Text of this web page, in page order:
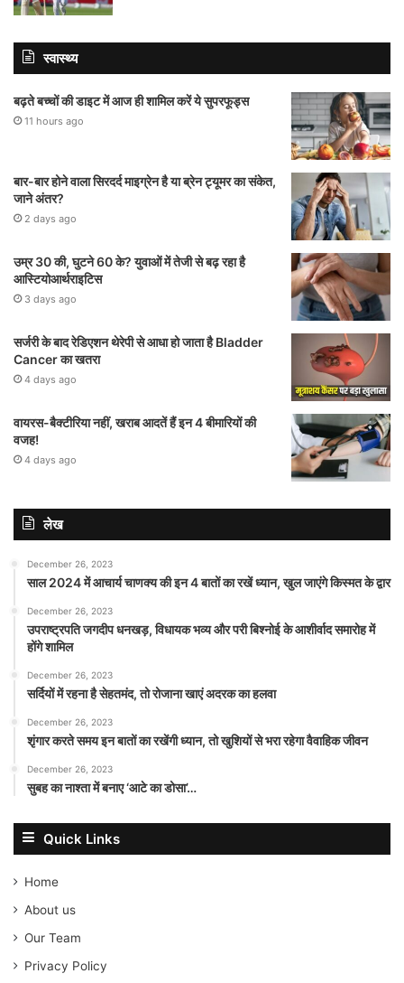
स्वास्थ्य
बढ़ते बच्चों की डाइट में आज ही शामिल करें ये सुपरफूड्स
11 hours ago
बार-बार होने वाला सिरदर्द माइग्रेन है या ब्रेन ट्यूमर का संकेत,
जाने अंतर?
2 days ago
उम्र 30 की, घुटने 60 के? युवाओं में तेजी से बढ़ रहा है
आस्टियोआर्थराइटिस
3 days ago
सर्जरी के बाद रेडिएशन थेरेपी से आधा हो जाता है Bladder
Cancer का खतरा
4 days ago
वायरस-बैक्टीरिया नहीं, खराब आदतें हैं इन 4 बीमारियों की
वजह!
4 days ago
लेख
December 26, 2023
साल 2024 में आचार्य चाणक्य की इन 4 बातों का रखें ध्यान, खुल जाएंगे किस्मत के द्वार
December 26, 2023
उपराष्ट्रपति जगदीप धनखड़, विधायक भव्य और परी बिश्नोई के आशीर्वाद समारोह में
होंगे शामिल
December 26, 2023
सर्दियों में रहना है सेहतमंद, तो रोजाना खाएं अदरक का हलवा
December 26, 2023
शृंगार करते समय इन बातों का रखेंगी ध्यान, तो खुशियों से भरा रहेगा वैवाहिक जीवन
December 26, 2023
सुबह का नाश्ता में बनाए ‘आटे का डोसा’…
Quick Links
Home
About us
Our Team
Privacy Policy